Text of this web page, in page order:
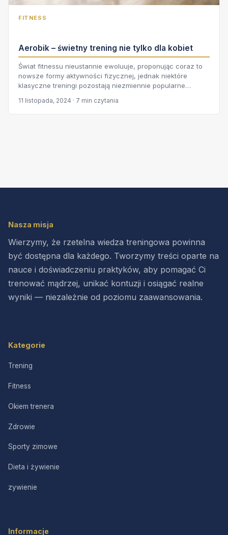
FITNESS
Aerobik – świetny trening nie tylko dla kobiet
Świat fitnessu nieustannie ewoluuje, proponując coraz to
nowsze formy aktywności fizycznej, jednak niektóre
klasyczne treningi pozostają niezmiennie popularne…
11 listopada, 2024 · 7 min czytania
Nasza misja
Wierzymy, że rzetelna wiedza treningowa powinna
być dostępna dla każdego. Tworzymy treści oparte na
nauce i doświadczeniu praktyków, aby pomagać Ci
trenować mądrzej, unikać kontuzji i osiągać realne
wyniki — niezależnie od poziomu zaawansowania.
Kategorie
Trening
Fitness
Okiem trenera
Zdrowie
Sporty zimowe
Dieta i żywienie
zywienie
Informacje